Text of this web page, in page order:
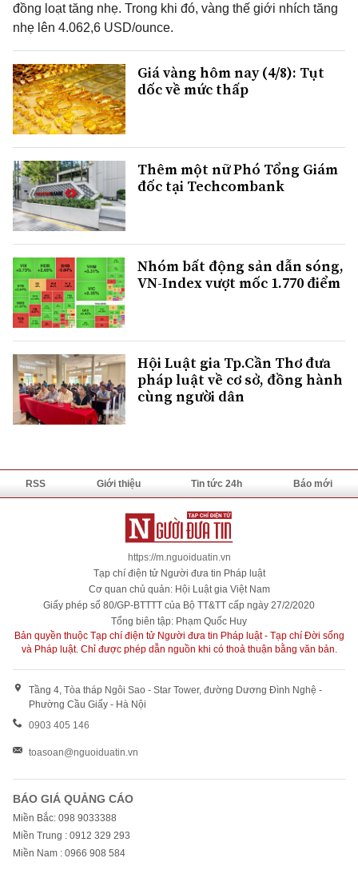
đồng loạt tăng nhẹ. Trong khi đó, vàng thế giới nhích tăng
nhẹ lên 4.062,6 USD/ounce.
Giá vàng hôm nay (4/8): Tụt
dốc về mức thấp
Thêm một nữ Phó Tổng Giám
đốc tại Techcombank
Nhóm bất động sản dẫn sóng,
VN-Index vượt mốc 1.770 điểm
Hội Luật gia Tp.Cần Thơ đưa
pháp luật về cơ sở, đồng hành
cùng người dân
RSS Giới thiệu Tin tức 24h Báo mới
https://m.nguoiduatin.vn
Tạp chí điện tử Người đưa tin Pháp luật
Cơ quan chủ quản: Hội Luật gia Việt Nam
Giấy phép số 80/GP-BTTTT của Bộ TT&TT cấp ngày 27/2/2020
Tổng biên tập: Phạm Quốc Huy
Bản quyền thuộc Tạp chí điện tử Người đưa tin Pháp luật - Tạp chí Đời sống
và Pháp luật. Chỉ được phép dẫn nguồn khi có thoả thuận bằng văn bản.
Tầng 4, Tòa tháp Ngôi Sao - Star Tower, đường Dương Đình Nghệ -
Phường Cầu Giấy - Hà Nội
0903 405 146
toasoan@nguoiduatin.vn
BÁO GIÁ QUẢNG CÁO
Miền Bắc: 098 9033388
Miền Trung : 0912 329 293
Miền Nam : 0966 908 584